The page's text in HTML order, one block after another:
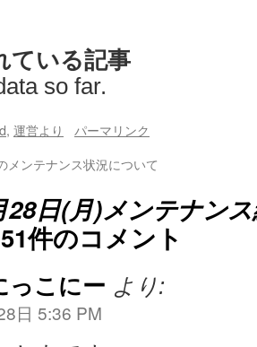
ている記事
so far.
, 運営より
パーマリンク
メンテナンス状況について
28日(月)メンテナン
件のコメント
っこにー より:
日 5:36 PM